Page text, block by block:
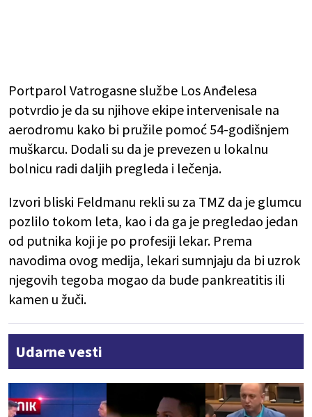
Portparol Vatrogasne službe Los Anđelesa
potvrdio je da su njihove ekipe intervenisale na
aerodromu kako bi pružile pomoć 54-godišnjem
muškarcu. Dodali su da je prevezen u lokalnu
bolnicu radi daljih pregleda i lečenja.
Izvori bliski Feldmanu rekli su za TMZ da je glumcu
pozlilo tokom leta, kao i da ga je pregledao jedan
od putnika koji je po profesiji lekar. Prema
navodima ovog medija, lekari sumnjaju da bi uzrok
njegovih tegoba mogao da bude pankreatitis ili
kamen u žuči.
Udarne vesti